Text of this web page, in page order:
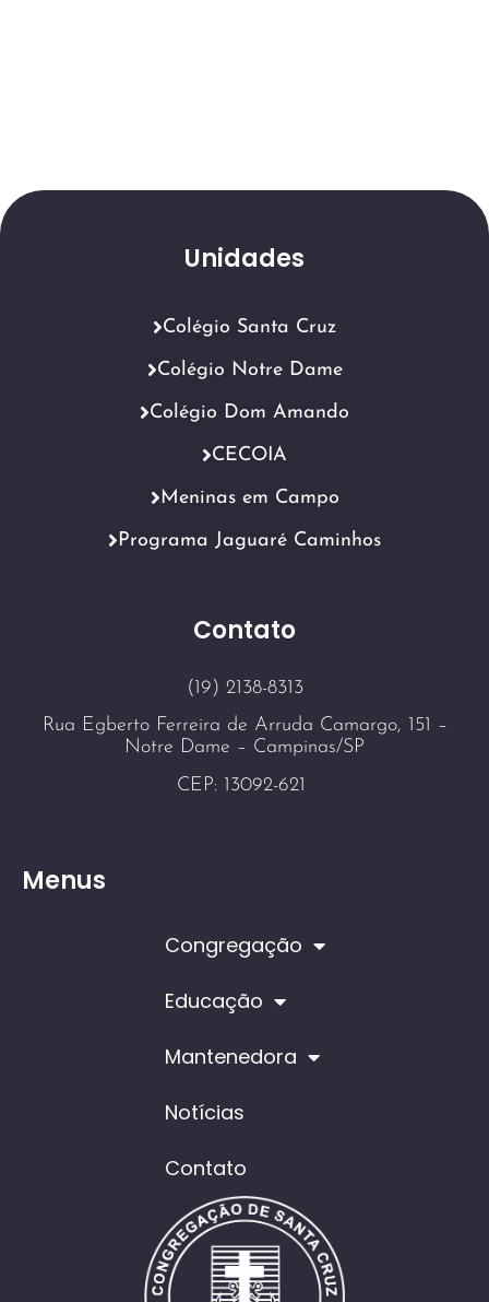
Contato
(19) 2138-8313
Rua Egberto Ferreira de Arruda Camargo, 151 –
Notre Dame – Campinas/SP
CEP: 13092-621
Menus
Congregação
Educação
Mantenedora
Notícias
Contato
Unidades
Colégio Santa Cruz
Colégio Notre Dame
Colégio Dom Amando
CECOIA
Meninas em Campo
Programa Jaguaré Caminhos